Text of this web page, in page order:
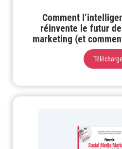
Comment
réinvente le futur
marketing (et